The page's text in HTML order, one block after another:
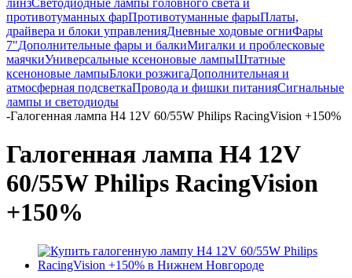
линзСветодиодные лампы головного света и
противотуманных фарПротивотуманные фарыПлаты,
драйвера и блоки управленияДневные ходовые огниФары
7"Дополнительные фары и балкиМигалки и проблесковые
маячкиУниверсальные ксеноновые лампыШтатные
ксеноновые лампыБлоки розжигаДополнительная и
атмосферная подсветкаПровода и фишки питанияCигнальные
лампы и светодиоды
-Галогенная лампа H4 12V 60/55W Philips RacingVision +150%
Галогенная лампа H4 12V
60/55W Philips RacingVision
+150%